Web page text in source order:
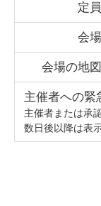
定員
会場
会場の地図
主催者への
主催者または承
数日後以降は表